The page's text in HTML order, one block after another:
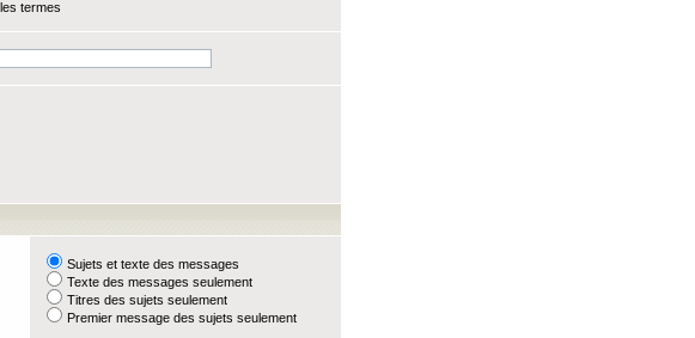
termes
Sujets et texte des messages
Texte des messages seulement
Titres des sujets seulement
Premier message des sujets seulement